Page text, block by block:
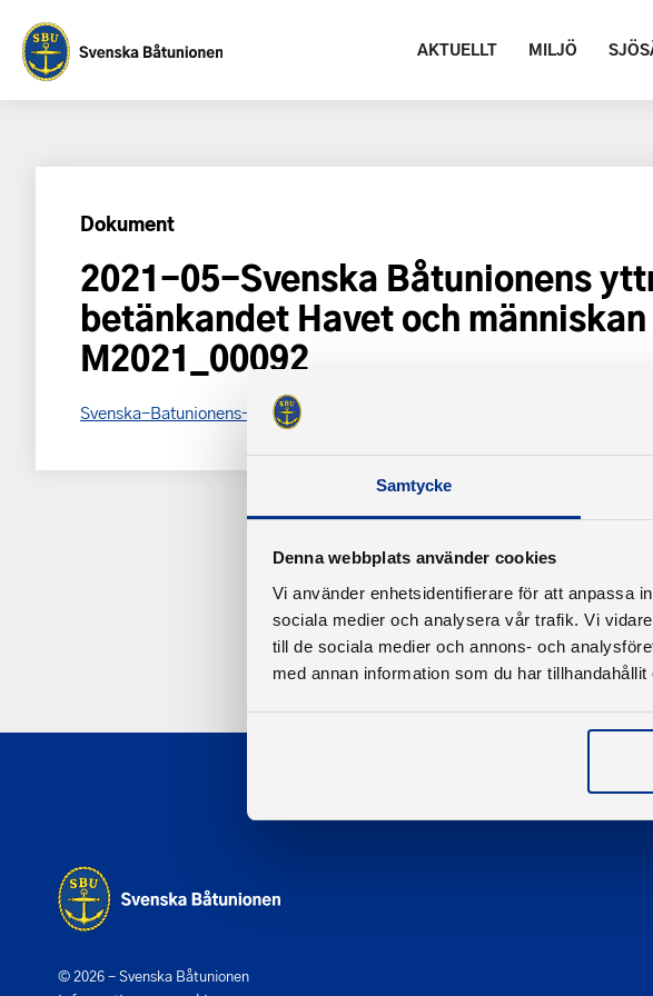
Samtycke
Denna webbplats använder cookies
Vi använder enhetsidentifierare för att anpassa
sociala medier och analysera vår trafik. Vi
till de sociala medier och annons- och
med annan information som du har
AKTUELLT MILJÖ
Dokument
2021-05-Svenska Båtunionens
betänkandet Havet och
M2021_00092
Svenska-Batunionens-yttrande-gallande-betankandet-_Havet-och-
© 2026 - Svenska Båtunionen